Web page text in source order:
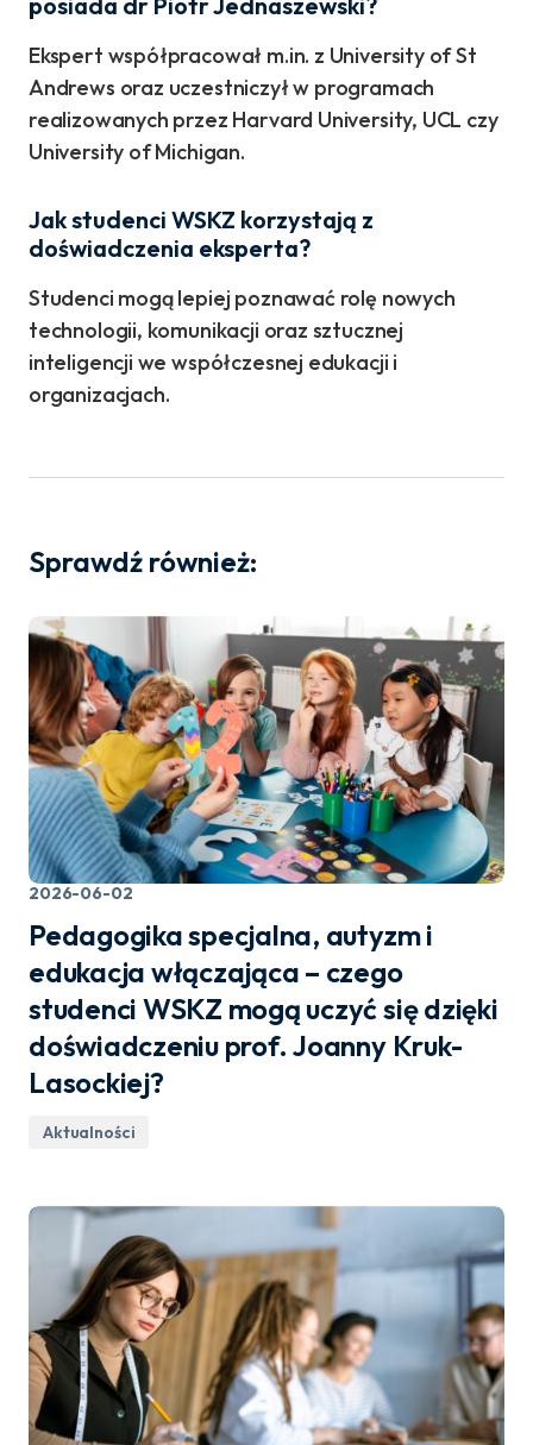
Ekspert współpracował m.in. z University of St
Andrews oraz uczestniczył w programach
realizowanych przez Harvard University, UCL czy
University of Michigan.
Jak studenci WSKZ korzystają z
doświadczenia eksperta?
Studenci mogą lepiej poznawać rolę nowych
technologii, komunikacji oraz sztucznej
inteligencji we współczesnej edukacji i
organizacjach.
Sprawdź również:
2026-06-02
Pedagogika specjalna, autyzm i
edukacja włączająca – czego
studenci WSKZ mogą uczyć się dzięki
doświadczeniu prof. Joanny Kruk-
Lasockiej?
Aktualności